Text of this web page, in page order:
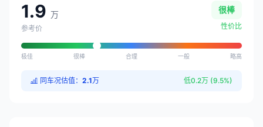
1.9 万
参考价
很棒
性价比
极佳 很棒 合理 一般 略高
同车况估值： 2.1万 低0.2万 (9.5%)